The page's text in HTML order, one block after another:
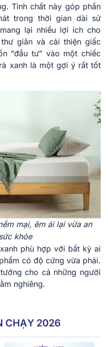
Tinh chất này góp phần
trong thời gian dài sử
lại nhiều lợi ích cho
giãn và cải thiện giấc
“đầu tư” vào một chiếc
xanh là một gợi ý rất tốt
mại, êm ái lại vừa an
khỏe
phù hợp với bất kỳ ai
có độ cứng vừa phải.
cho cả những người
nghiêng.
CHẠY 2026